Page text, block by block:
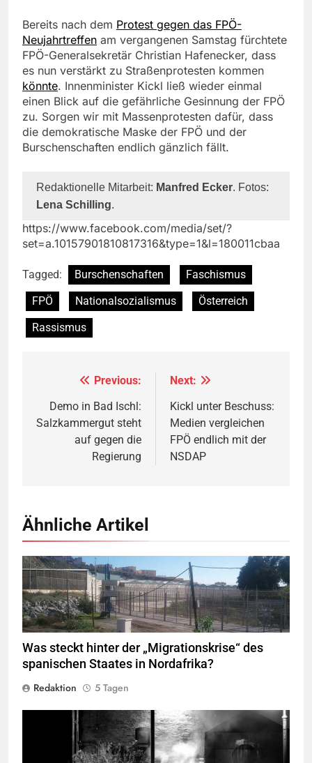
Bereits nach dem Protest gegen das FPÖ-
Neujahrtreffen am vergangenen Samstag fürchtete
FPÖ-Generalsekretär Christian Hafenecker, dass
es nun verstärkt zu Straßenprotesten kommen
könnte. Innenminister Kickl ließ wieder einmal
einen Blick auf die gefährliche Gesinnung der FPÖ
zu. Sorgen wir mit Massenprotesten dafür, dass
die demokratische Maske der FPÖ und der
Burschenschaften endlich gänzlich fällt.
Redaktionelle Mitarbeit: Manfred Ecker. Fotos:
Lena Schilling.
https://www.facebook.com/media/set/?
set=a.10157901810817316&type=1&l=180011cbaa
Tagged: Burschenschaften
Faschismus
FPÖ
Nationalsozialismus
Österreich
Rassismus
Beitragsnavigation
Previous:
Demo in Bad Ischl:
Salzkammergut steht
auf gegen die
Regierung
Next:
Kickl unter Beschuss:
Medien vergleichen
FPÖ endlich mit der
NSDAP
Ähnliche Artikel
Valla de la Frontera zwischen Ceuta und Marokko.Quelle©
Xemenendura, CA-
BY-SA-3.0
Was steckt hinter der „Migrationskrise“ des
spanischen Staates in Nordafrika?
Redaktion
5 Tagen
George Floyd Aufstand © Chad Davis.jpg